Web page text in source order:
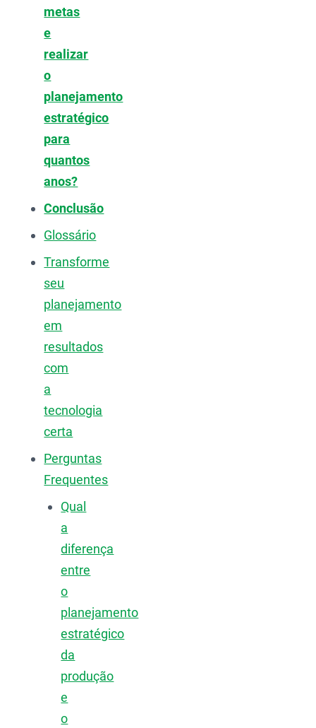
metas
e
realizar
o
planejamento
estratégico
para
quantos
anos?
Conclusão
Glossário
Transforme
seu
planejamento
em
resultados
com
a
tecnologia
certa
Perguntas
Frequentes
Qual
a
diferença
entre
o
planejamento
estratégico
da
produção
e
o